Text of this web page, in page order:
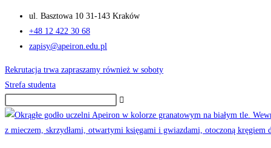
content
ul. Basztowa 10 31-143 Kraków
+48 12 422 30 68
zapisy@apeiron.edu.pl
Rekrutacja trwa zapraszamy również w soboty
Strefa studenta